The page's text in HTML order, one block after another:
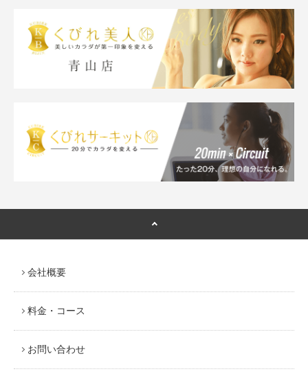
会社概要
料金・コース
お問い合わせ